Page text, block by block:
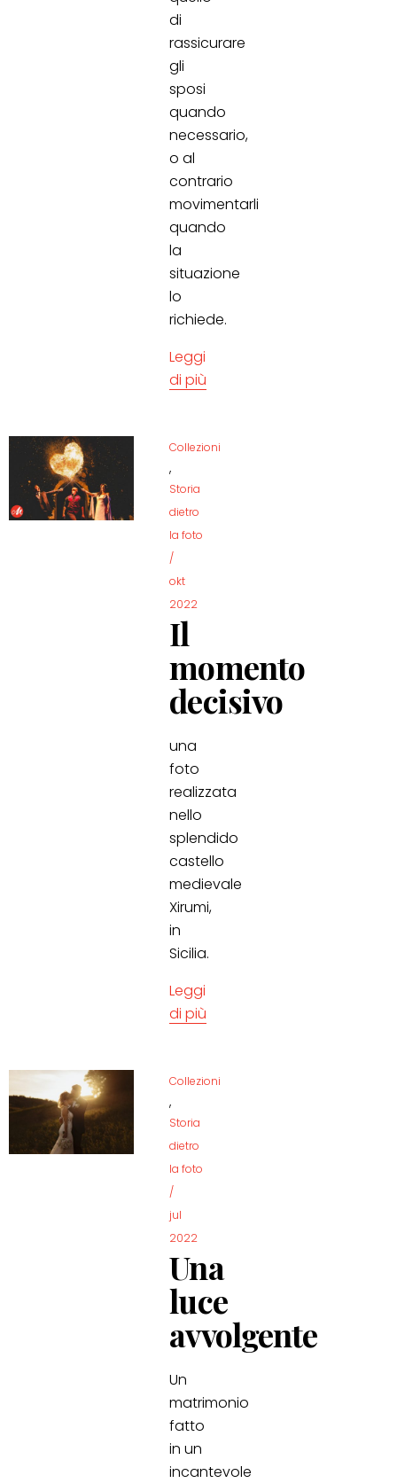
di
rassicurare
gli
sposi
quando
necessario,
o al
contrario
movimentarli
quando
la
situazione
lo
richiede.
Leggi
di più
Collezioni
,
Storia
dietro
la foto
/
okt
2022
Il
momento
decisivo
una
foto
realizzata
nello
splendido
castello
medievale
Xirumi,
in
Sicilia.
Leggi
di più
Collezioni
,
Storia
dietro
la foto
/
jul
2022
Una
luce
avvolgente
Un
matrimonio
fatto
in un
incantevole